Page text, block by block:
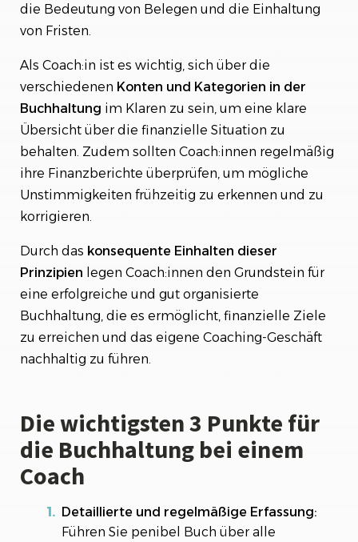
die Bedeutung von Belegen und die Einhaltung
von Fristen.
Als Coach:in ist es wichtig, sich über die
verschiedenen Konten und Kategorien in der
Buchhaltung im Klaren zu sein, um eine klare
Übersicht über die finanzielle Situation zu
behalten. Zudem sollten Coach:innen regelmäßig
ihre Finanzberichte überprüfen, um mögliche
Unstimmigkeiten frühzeitig zu erkennen und zu
korrigieren.
Durch das konsequente Einhalten dieser
Prinzipien legen Coach:innen den Grundstein für
eine erfolgreiche und gut organisierte
Buchhaltung, die es ermöglicht, finanzielle Ziele
zu erreichen und das eigene Coaching-Geschäft
nachhaltig zu führen.
Die wichtigsten 3 Punkte für
die Buchhaltung bei einem
Coach
Detaillierte und regelmäßige Erfassung:
Führen Sie penibel Buch über alle